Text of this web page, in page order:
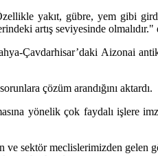
yakıt, gübre, yem gibi
artış seviyesinde
Çavdarhisar’daki Aizonai
çözüm arandığını aktardı.
yönelik çok faydalı işlere
ve sektör meclislerimizden gelen